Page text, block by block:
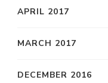
APRIL 2017
MARCH 2017
DECEMBER 2016